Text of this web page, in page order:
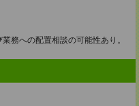
務への配置相談の可能性あり。